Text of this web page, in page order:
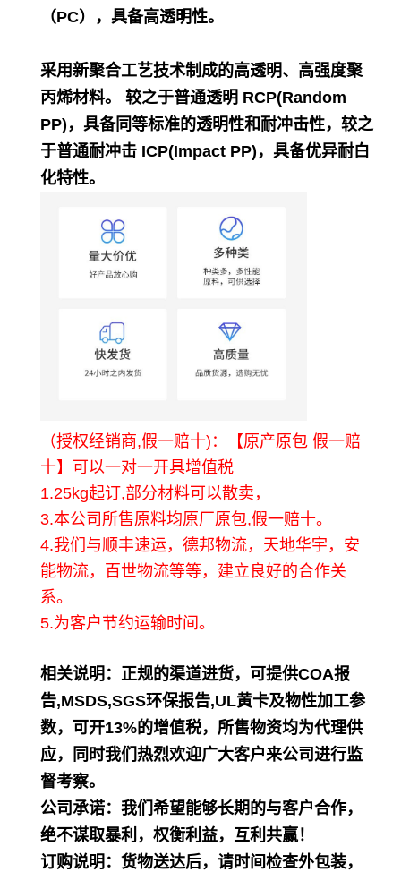
（PC），具备高透明性。
采用新聚合工艺技术制成的高透明、高强度聚
丙烯材料。 较之于普通透明 RCP(Random
PP)，具备同等标准的透明性和耐冲击性，较之
于普通耐冲击 ICP(Impact PP)，具备优异耐白
化特性。
（授权经销商,假一赔十)：【原产原包 假一赔
十】可以一对一开具增值税
1.25kg起订,部分材料可以散卖，
3.本公司所售原料均原厂原包,假一赔十。
4.我们与顺丰速运，德邦物流，天地华宇，安
能物流，百世物流等等，建立良好的合作关
系。
5.为客户节约运输时间。
相关说明 ：正规的渠道进货，可提供COA报
告,MSDS,SGS环保报告,UL黄卡及物性加工参
数，可开13%的增值税，所售物资均为代理供
应，同时我们热烈欢迎广大客户来公司进行监
督考察。
公司承诺：我们希望能够长期的与客户合作，
绝不谋取暴利，权衡利益，互利共赢！
订购说明：货物送达后，请时间检查外包装，